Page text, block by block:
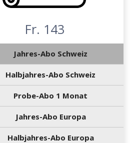
Fr. 143
Jahres-Abo Schweiz
Halbjahres-Abo Schweiz
Probe-Abo 1 Monat
Jahres-Abo Europa
Halbjahres-Abo Europa